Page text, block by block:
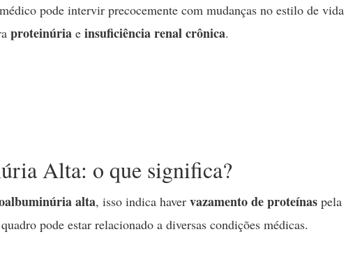
pode intervir precocemente com mudanças no estilo de
proteinúria e insuficiência renal crônica.
Alta: o que significa?
alta, isso indica haver vazamento de proteínas pela
pode estar relacionado a diversas condições médicas.